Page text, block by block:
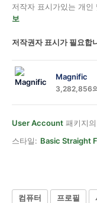
저작자 표시가있는 개
보
저작권자 표시가 필요합
Magnific
3,282,856
User Account 패키지
스타일: Basic Straight
컴퓨터 프로필